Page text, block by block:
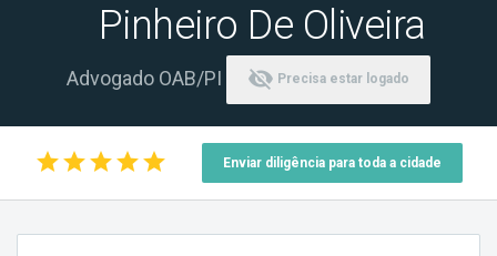
Pinheiro De Oliveira
Advogado OAB/PI visibility_off Precisa estar logado
starstarstarstarstar Enviar diligência para toda a cidade